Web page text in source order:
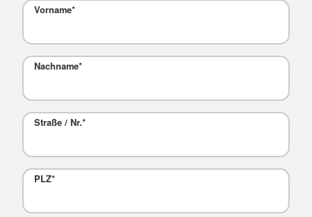
Vorname*
Nachname*
Straße / Nr.*
PLZ*